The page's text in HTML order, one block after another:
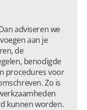
adviseren we
aan je
de
benodigde
procedures voor
Zo is
kunnen worden.